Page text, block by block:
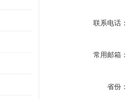
联系电话：
常用邮箱：
省份：